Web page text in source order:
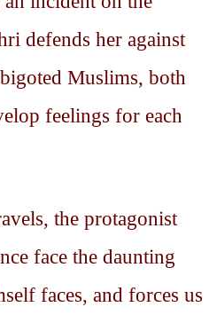
defends her against
Muslims, both
feelings for each
the protagonist
face the daunting
faces, and forces us